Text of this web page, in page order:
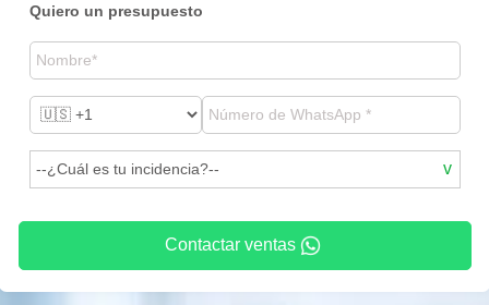
Quiero un presupuesto
Contactar ventas